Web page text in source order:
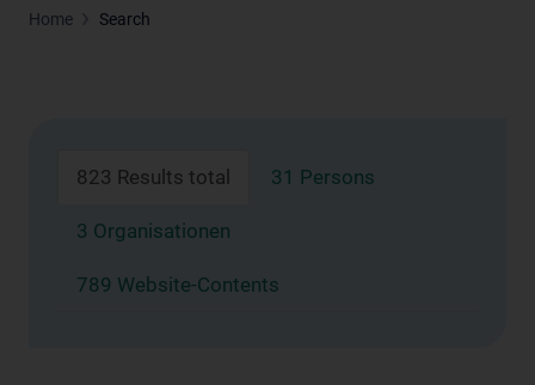
Home Search
823 Results total 31 Persons
3 Organisationen
789 Website-Contents